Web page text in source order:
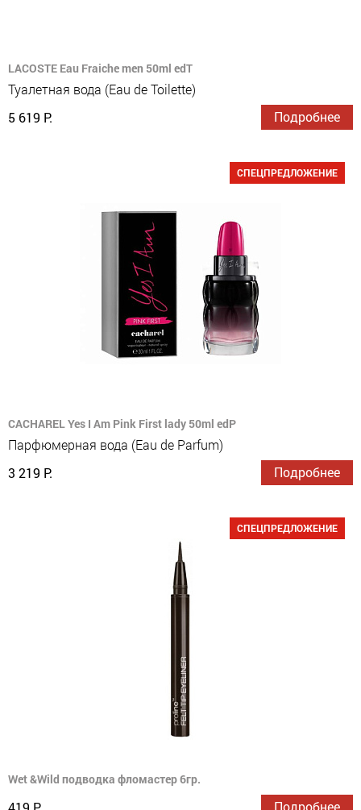
LACOSTE Eau Fraiche men 50ml edT
Туалетная вода (Eau de Toilette)
5 619 Р.
Подробнее
СПЕЦПРЕДЛОЖЕНИЕ
CACHAREL Yes I Am Pink First lady 50ml edP
Парфюмерная вода (Eau de Parfum)
3 219 Р.
Подробнее
СПЕЦПРЕДЛОЖЕНИЕ
Wet &Wild подводка фломастер 6гр.